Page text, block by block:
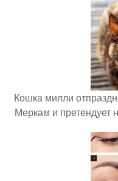
Кошка милли
Меркам и претендует